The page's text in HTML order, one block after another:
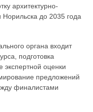
архитектурно-
до 2035 года
органа входит
подготовка
оценки
предложений
финалистами